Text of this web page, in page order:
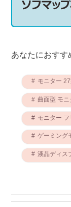
あなたにおすす
モニター
曲面型 モニ
モニター
ゲーミング
液晶ディス